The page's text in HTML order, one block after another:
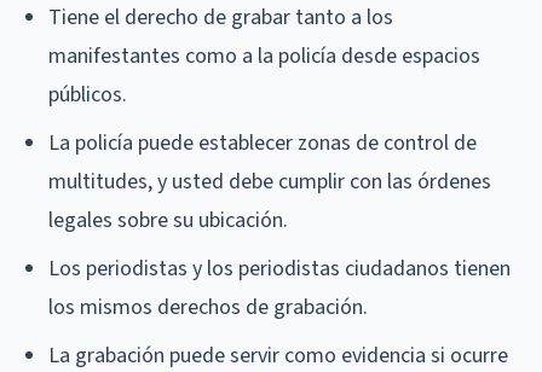
Tiene el derecho de grabar tanto a los
manifestantes como a la policía desde espacios
públicos.
La policía puede establecer zonas de control de
multitudes, y usted debe cumplir con las órdenes
legales sobre su ubicación.
Los periodistas y los periodistas ciudadanos tienen
los mismos derechos de grabación.
La grabación puede servir como evidencia si ocurre